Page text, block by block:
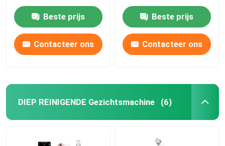
Huid het Aanhalen
Beste prijs
Contacteer ons
Verjonging van de de
MachinehuidBeste prijs
Contacteer ons
DIEP REINIGENDE Gezichtsmachine (6)